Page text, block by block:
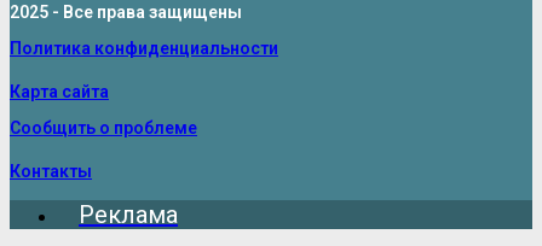
2025 - Все права защищены
Политика конфиденциальности
Карта сайта
Сообщить о проблеме
Контакты
Реклама